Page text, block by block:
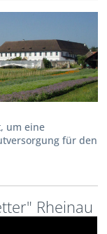
um eine
für den
Rheinau